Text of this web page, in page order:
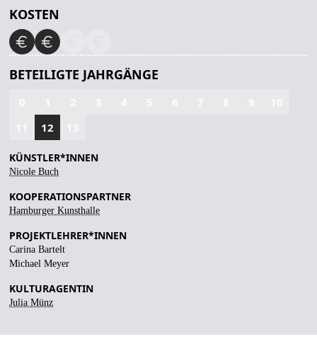
KÜNSTLER*INNEN
Nicole Buch
KOOPERATIONSPARTNER
Hamburger Kunsthalle
PROJEKTLEHRER*INNEN
Carina Bartelt
Michael Meyer
KULTURAGENTIN
Julia Münz
KOSTEN
BETEILIGTE JAHRGÄNGE
12